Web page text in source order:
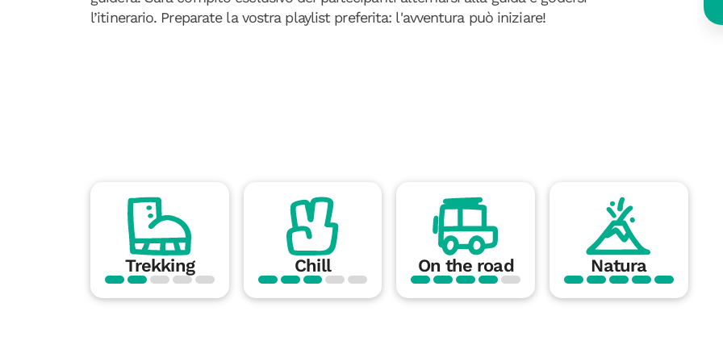
l’itinerario. Preparate la vostra playlist preferita: l'avventura può iniziare!
Trekking Chill On the road Natura